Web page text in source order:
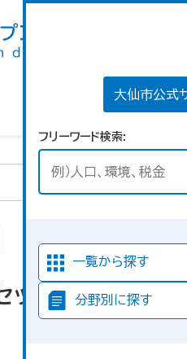
大仙市公式
フリーワード検索
一覧から探す
分野別に探す
ットが見つか